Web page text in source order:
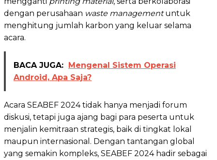
dengan perusahaan waste managementuntuk
menghitung jumlah karbon yang keluar selama
acara.
BACA JUGA: Mengenal Sistem Operasi
Android, Apa Saja?
Acara SEABEF 2024 tidak hanya menjadi forum
diskusi, tetapi juga ajang bagi para peserta untuk
menjalin kemitraan strategis, baik di tingkat lokal
maupun internasional. Dengan tantangan global
yang semakin kompleks, SEABEF 2024 hadir sebagai